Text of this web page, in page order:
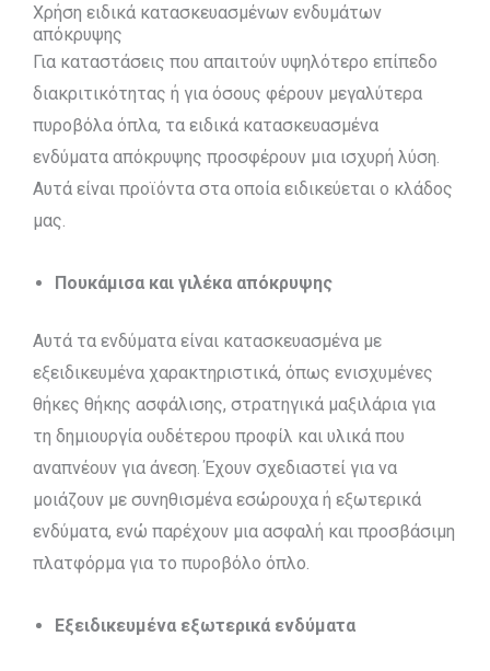
Χρήση ειδικά κατασκευασμένων ενδυμάτων
απόκρυψης
Για καταστάσεις που απαιτούν υψηλότερο επίπεδο
διακριτικότητας ή για όσους φέρουν μεγαλύτερα
πυροβόλα όπλα, τα ειδικά κατασκευασμένα
ενδύματα απόκρυψης προσφέρουν μια ισχυρή λύση.
Αυτά είναι προϊόντα στα οποία ειδικεύεται ο κλάδος
μας.
Πουκάμισα και γιλέκα απόκρυψης
Αυτά τα ενδύματα είναι κατασκευασμένα με
εξειδικευμένα χαρακτηριστικά, όπως ενισχυμένες
θήκες θήκης ασφάλισης, στρατηγικά μαξιλάρια για
τη δημιουργία ουδέτερου προφίλ και υλικά που
αναπνέουν για άνεση. Έχουν σχεδιαστεί για να
μοιάζουν με συνηθισμένα εσώρουχα ή εξωτερικά
ενδύματα, ενώ παρέχουν μια ασφαλή και προσβάσιμη
πλατφόρμα για το πυροβόλο όπλο.
Εξειδικευμένα εξωτερικά ενδύματα